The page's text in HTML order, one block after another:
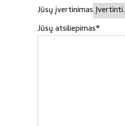
Jūsų įvertinimas
Jūsų atsiliepimas*